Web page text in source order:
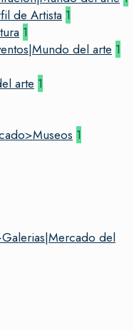
de Artista 1
1
del arte 1
arte 1
1
del